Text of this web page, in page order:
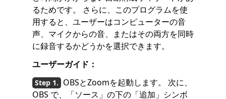
るためです。 さらに、このプログラムを使
用すると、ユーザーはコンピューターの音
声、マイクからの音、またはその両方を同時
に録音するかどうかを選択できます。
ユーザーガイド：
OBSとZoomを起動します。 次に、
OBS で、「ソース」の下の「追加」シンボ